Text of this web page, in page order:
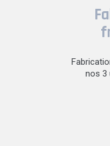
nos 3